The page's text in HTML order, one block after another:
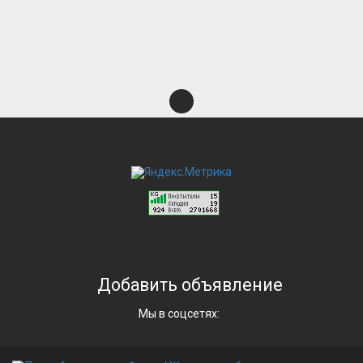
Добавить объявление
Мы в соцсетях: